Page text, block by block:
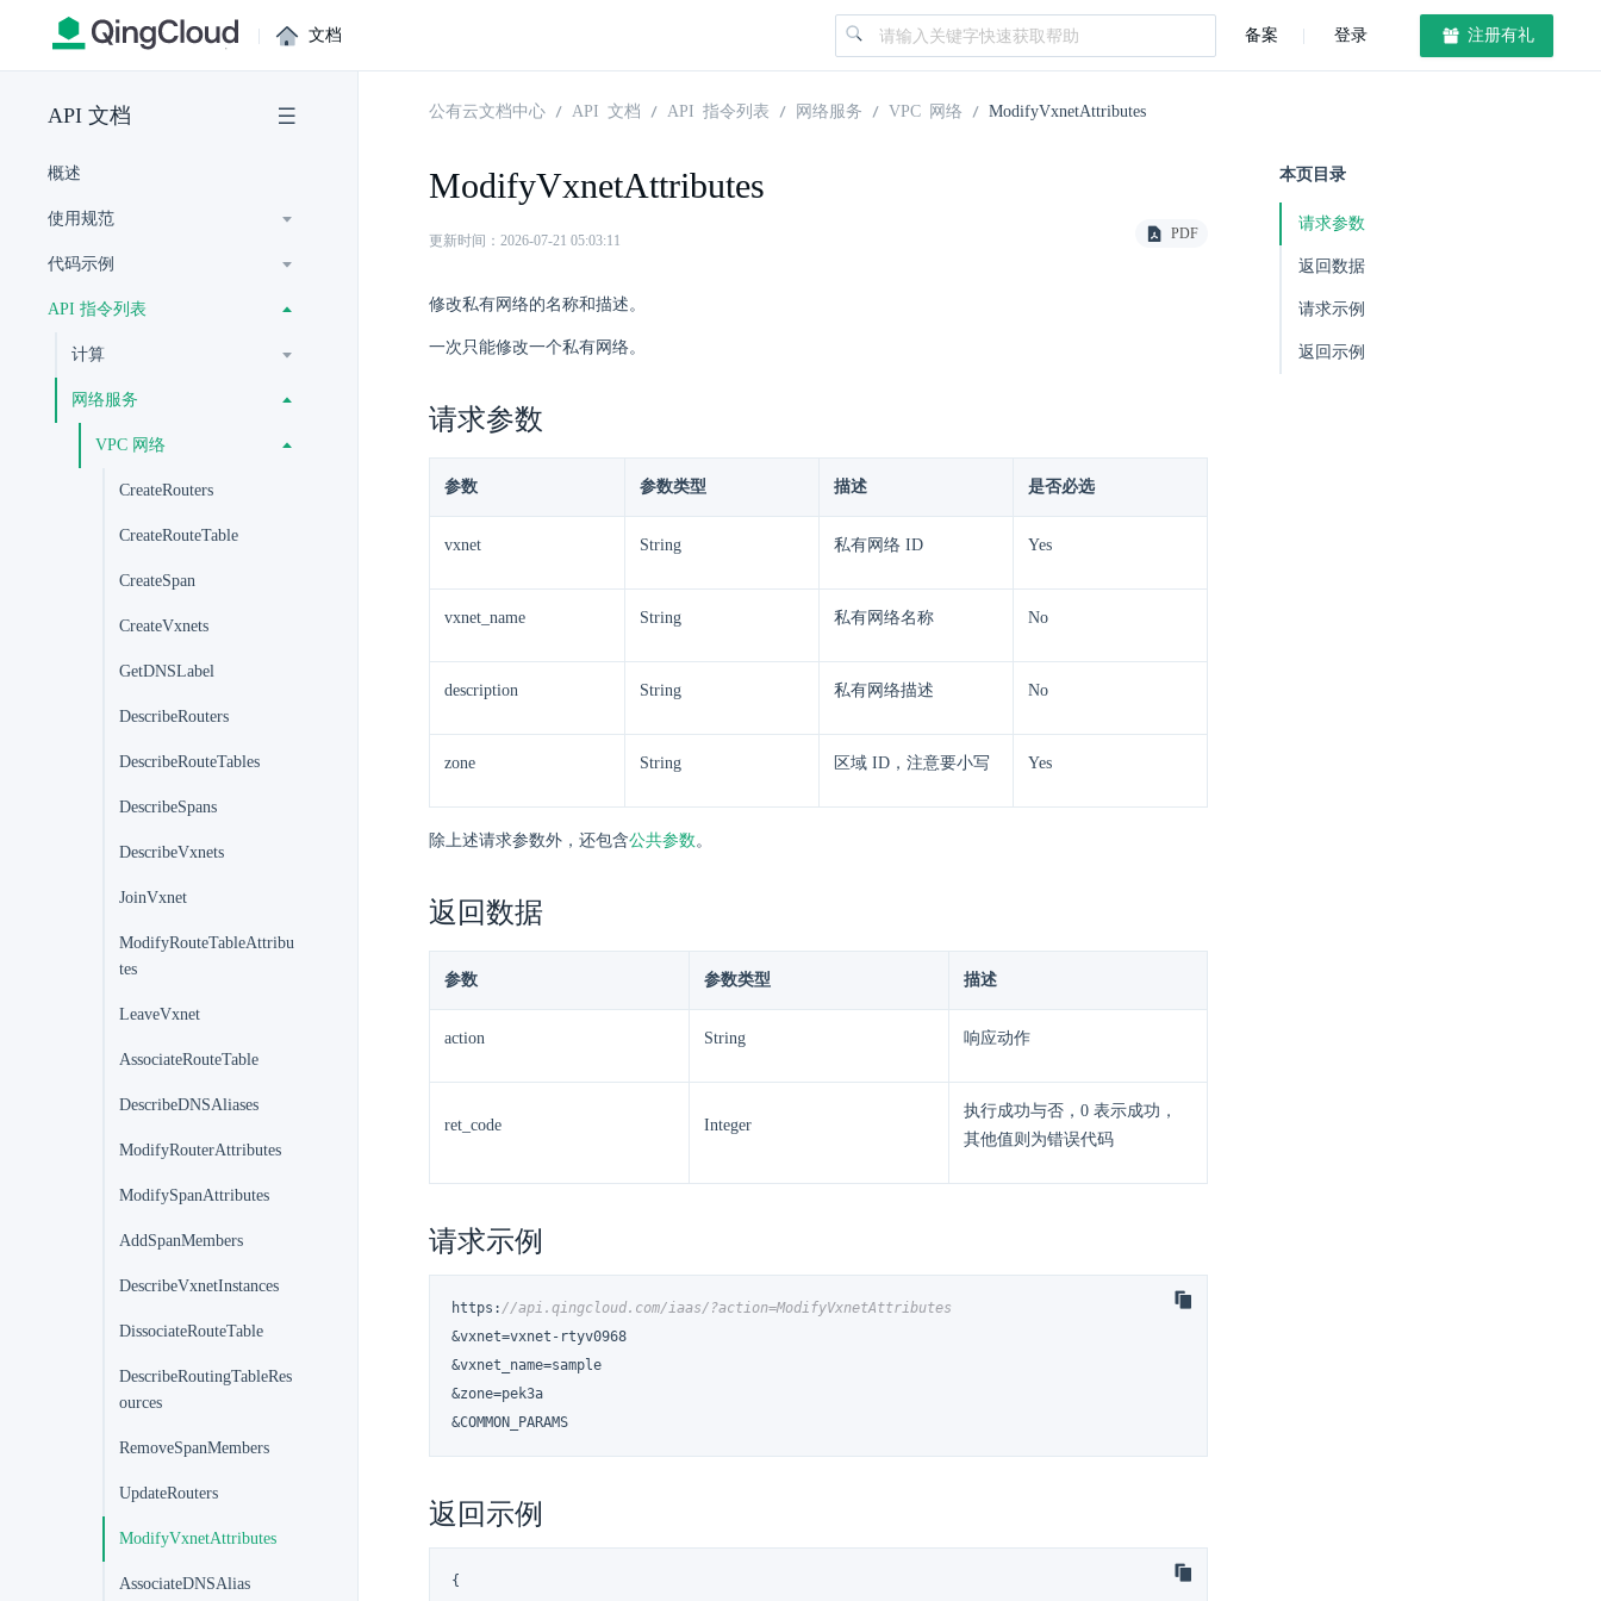
| 文档 备案 登录 注册有礼
API 文档
概述
使用规范
代码示例
API 指令列表
计算
网络服务
VPC 网络
CreateRouters
CreateRouteTable
CreateSpan
CreateVxnets
GetDNSLabel
DescribeRouters
DescribeRouteTables
DescribeSpans
DescribeVxnets
JoinVxnet
ModifyRouteTableAttribu
tes
LeaveVxnet
AssociateRouteTable
DescribeDNSAliases
ModifyRouterAttributes
ModifySpanAttributes
AddSpanMembers
DescribeVxnetInstances
DissociateRouteTable
DescribeRoutingTableRes
ources
RemoveSpanMembers
UpdateRouters
ModifyVxnetAttributes
AssociateDNSAlias
公有云文档中心 API 文档 API 指令列表 网络服务 VPC 网络 ModifyVxnetAttributes
ModifyVxnetAttributes
更新时间：2026-07-21 05:03:11 PDF
修改私有网络的名称和描述。
一次只能修改一个私有网络。
请求参数
参数 参数类型 描述 是否必选
vxnet String 私有网络 ID Yes
vxnet_name String 私有网络名称 No
description String 私有网络描述 No
zone String 区域 ID，注意要小写 Yes
除上述请求参数外，还包含公共参数。
返回数据
参数 参数类型 描述
action String 响应动作
ret_code Integer
执行成功与否，0 表示成功，
其他值则为错误代码
请求示例
https : //api.qingcloud.com/iaas/?action=ModifyVxnetAttributes
&vxnet=vxnet-rtyv0968
&vxnet_name=sample
&zone=pek3a
&COMMON_PARAMS
返回示例
{
本页目录
请求参数
返回数据
请求示例
返回示例